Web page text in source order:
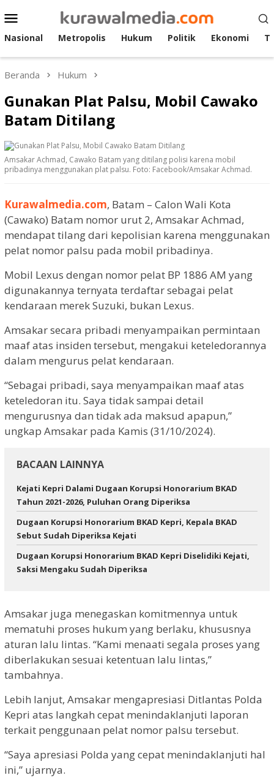
ke
konten
Menu
Mobile
Nasional Metropolis Hukum Politik Ekonomi
Beranda Hukum
Gunakan Plat Palsu, Mobil Cawako
Batam Ditilang
Amsakar Achmad, Cawako Batam yang ditilang polisi karena mobil
pribadinya menggunakan plat palsu. Foto: Facebook/Amsakar Achmad.
Kurawalmedia.com, Batam – Calon Wali Kota
(Cawako) Batam nomor urut 2, Amsakar Achmad,
mendapat tilang dari kepolisian karena menggunakan
pelat nomor palsu pada mobil pribadinya.
Mobil Lexus dengan nomor pelat BP 1886 AM yang
digunakannya ternyata terdaftar sebagai pelat
kendaraan merek Suzuki, bukan Lexus.
Amsakar secara pribadi menyampaikan permintaan
maaf atas insiden tersebut, mengakui keteledorannya
dalam mengurus pelat kendaraan.
“Sebagai pribadi, saya menyampaikan maaf atas
keteledoran itu. Saya tidak sampai detail
mengurusnya dan tidak ada maksud apapun,”
ungkap Amsakar pada Kamis (31/10/2024).
BACAAN LAINNYA
Kejati Kepri Dalami Dugaan Korupsi Honorarium BKAD
Tahun 2021-2026, Puluhan Orang Diperiksa
Dugaan Korupsi Honorarium BKAD Kepri, Kepala BKAD
Sebut Sudah Diperiksa Kejati
Dugaan Korupsi Honorarium BKAD Kepri Diselidiki Kejati,
Saksi Mengaku Sudah Diperiksa
Amsakar juga menegaskan komitmennya untuk
mematuhi proses hukum yang berlaku, khususnya
aturan lalu lintas. “Kami menaati segala proses yang
diberlakukan sesuai ketentuan lalu lintas,”
tambahnya.
Lebih lanjut, Amsakar mengapresiasi Ditlantas Polda
Kepri atas langkah cepat menindaklanjuti laporan
terkait penggunaan pelat nomor palsu tersebut.
“Saya apresiasi Polda yang cepat menindaklanjuti hal
ini,” ujarnya.